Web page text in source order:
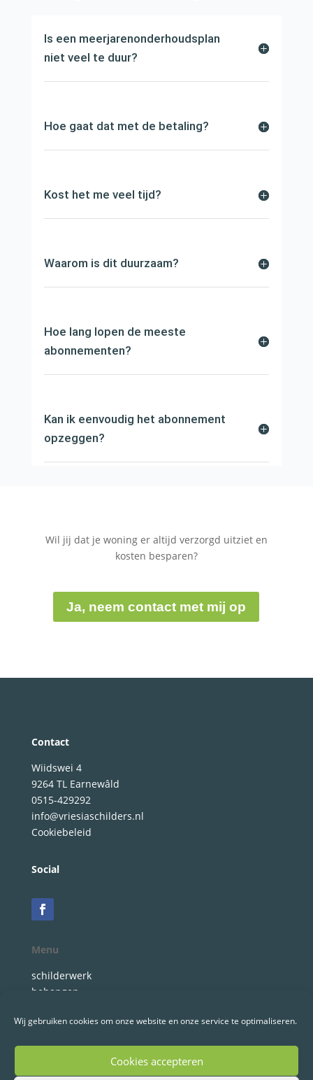
Wij gebruiken cookies om onze website en onze service te optimaliseren.
Cookies accepteren
Is een meerjarenonderhoudsplan
niet veel te duur?
Hoe gaat dat met de betaling?
Kost het me veel tijd?
Waarom is dit duurzaam?
Hoe lang lopen de meeste
abonnementen?
Kan ik eenvoudig het abonnement
opzeggen?
Wil jij dat je woning er altijd verzorgd uitziet en
kosten besparen?
Ja, neem contact met mij op
Contact
Wiidswei 4
9264 TL Earnewâld
0515-429292
info@vriesiaschilders.nl
Cookiebeleid
Social
Menu
schilderwerk
behangen
wie zijn wij